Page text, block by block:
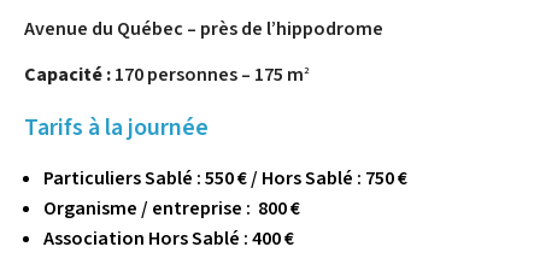
Avenue du Québec – près de l’hippodrome
Capacité :170 personnes – 175 m2
Tarifs à la journée
Particuliers Sablé : 550 € / Hors Sablé : 750 €
Organisme / entreprise : 800 €
Association Hors Sablé : 400 €